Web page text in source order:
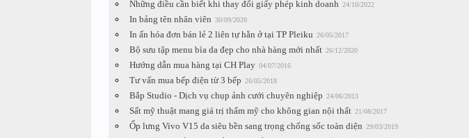
Những điều cần biết khi thay đổi giấy phép kinh doanh 24/10/2022
In bảng tên nhân viên 30/09/2020
In ấn hóa đơn bán lẻ 2 liên tự hằn ở tại TP Pleiku 26/05/2017
Bộ sưu tập menu bìa da đẹp cho nhà hàng mới nhất 26/12/2020
Hướng dẫn mua hàng tại CH Play 04/07/2016
Tư vấn mua bếp điện từ 3 bếp 26/05/2018
Bắp Studio - Dịch vụ chụp ảnh cưới chuyên nghiệp 24/06/2013
Sất mỹ thuật mang giá trị thẩm mỹ cho không gian nội thất 21/08/2017
Ốp lưng Vivo V15 da siêu bền sang trọng chống sốc toàn diện 29/03/2019